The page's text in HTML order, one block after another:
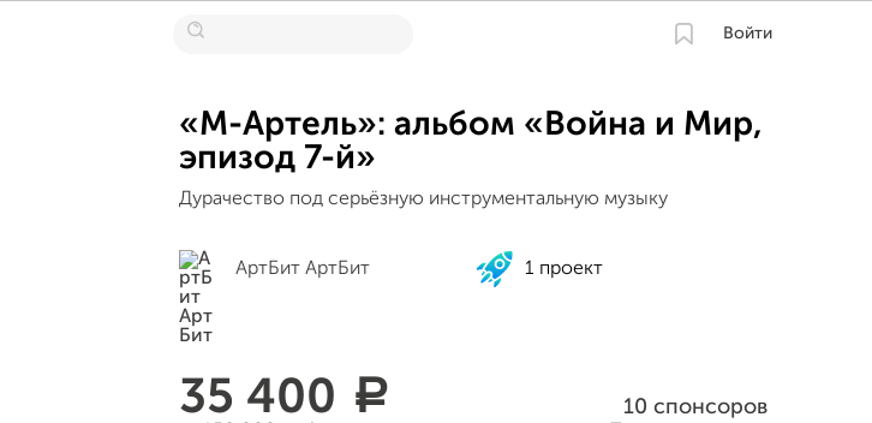
Войти
«М-Артель»: альбом «Война и Мир,
эпизод 7-й»
Дурачество под серьёзную инструментальную музыку
АртБит АртБит 1 проект
35 400 a 10 спонсоров